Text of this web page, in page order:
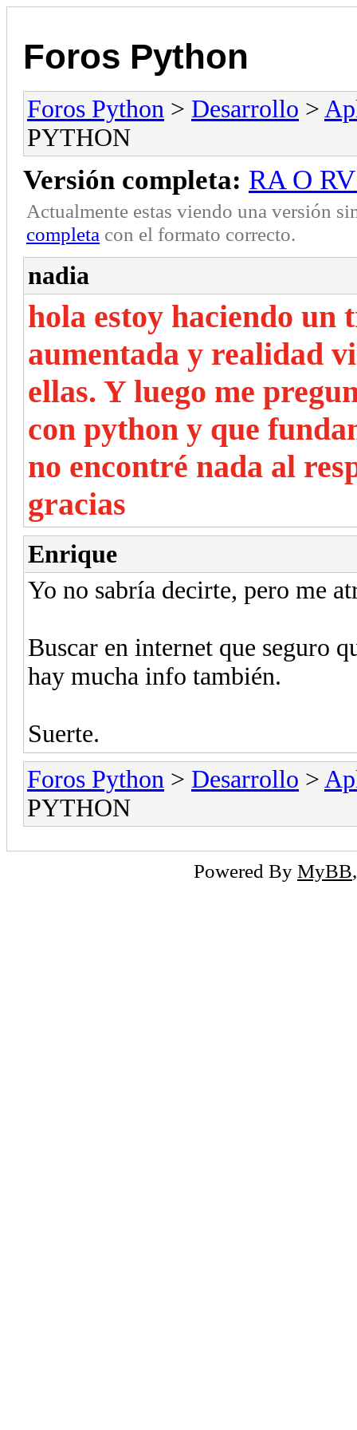
Foros Python
Foros Python > Desarrollo >
PYTHON
Versión completa: RA O
Actualmente estas viendo una versión
completa con el formato correcto.
nadia
hola estoy haciendo un
aumentada y realidad
ellas. Y luego me
con python y que
no encontré nada al
gracias
Enrique
Yo no sabría decirte, pero me
Buscar en internet que seguro
hay mucha info también.
Suerte.
Foros Python > Desarrollo >
PYTHON
Powered By MyBB